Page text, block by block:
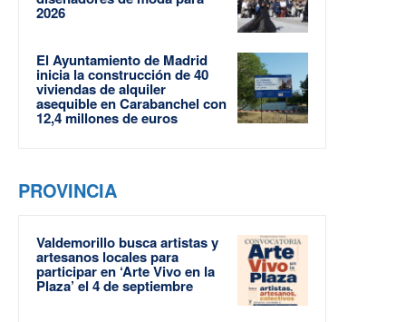
2026
El Ayuntamiento de Madrid
inicia la construcción de 40
viviendas de alquiler
asequible en Carabanchel con
12,4 millones de euros
PROVINCIA
Valdemorillo busca artistas y
artesanos locales para
participar en ‘Arte Vivo en la
Plaza’ el 4 de septiembre